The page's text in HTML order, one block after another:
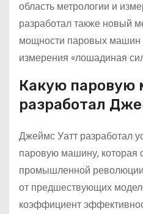
область метрологии и
разработал также новый
мощности паровых машин
измерения «лошадиная
Какую паровую
разработал
Джеймс Уатт разработал
паровую машину, которая
промышленной
от предшествующих
коэффициент